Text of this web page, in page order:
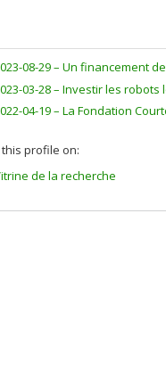
08-29 – Un financement
03-28 – Investir les robots
04-19 – La Fondation
profile on:
de la recherche